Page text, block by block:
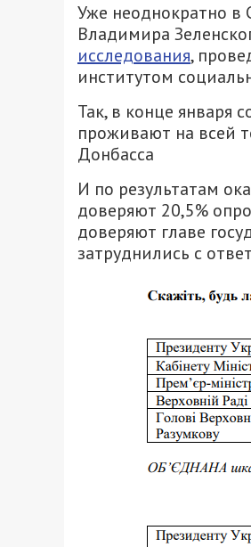
Уже неоднократно в
Владимира
исследования,
институтом
Так, в конце января
проживают на всей
Донбасса
И по результатам
доверяют 20,5%
доверяют главе
затруднились с